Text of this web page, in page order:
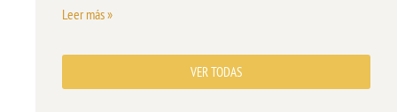
Leer más »
VER TODAS